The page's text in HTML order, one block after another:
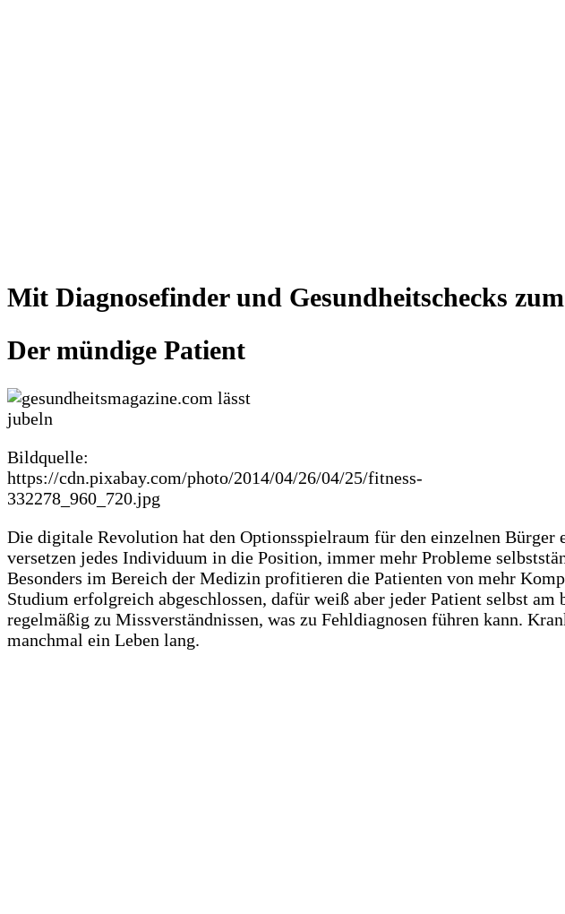
Mit Diagnosefinder und Gesundheitschecks
Der mündige Patient
Bildquelle:
https://cdn.pixabay.com/photo/2014/04/26/04/25/fitness-
332278_960_720.jpg
Die digitale Revolution hat den Optionsspielraum für den einzelnen
versetzen jedes Individuum in die Position, immer mehr Probleme
Besonders im Bereich der Medizin profitieren die Patienten von mehr
Studium erfolgreich abgeschlossen, dafür weiß aber jeder Patient selbst
regelmäßig zu Missverständnissen, was zu Fehldiagnosen führen kann.
manchmal ein Leben lang.